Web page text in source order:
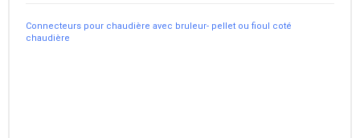
Connecteurs pour chaudière avec bruleur- pellet ou fioul coté
chaudière